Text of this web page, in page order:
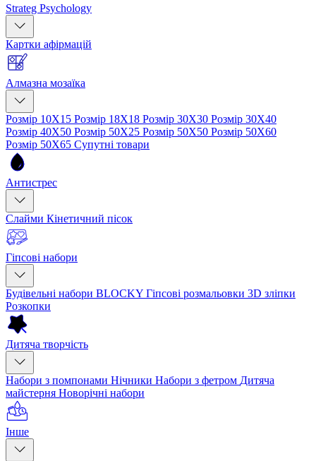
Strateg Psychology
Картки афірмацій
Алмазна мозаїка
Розмір 10Х15 Розмір 18Х18 Розмір 30Х30 Розмір 30Х40
Розмір 40Х50 Розмір 50Х25 Розмір 50Х50 Розмір 50Х60
Розмір 50Х65 Супутні товари
Антистрес
Слайми Кінетичний пісок
Гіпсові набори
Будівельні набори BLOCKY Гіпсові розмальовки 3D зліпки
Розкопки
Дитяча творчість
Набори з помпонами Нічники Набори з фетром Дитяча
майстерня Новорічні набори
Інше